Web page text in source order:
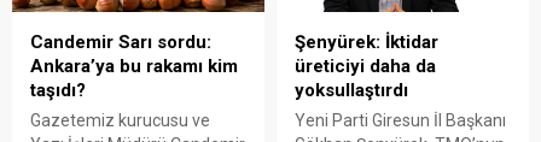
söyledi.
Candemir Sarı sordu:
Ankara’ya bu rakamı kim
taşıdı?
Gazetemiz kurucusu ve
Şenyürek: İktidar
üreticiyi daha da
yoksullaştırdı
Yeni Parti Giresun İl Başkanı